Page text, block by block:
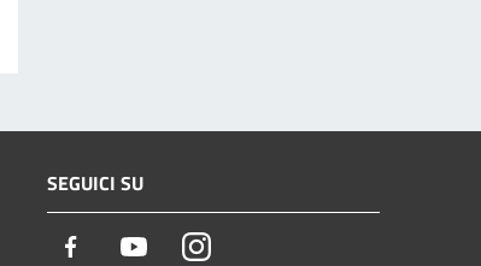
SEGUICI SU
Facebook YoutubeInstagram